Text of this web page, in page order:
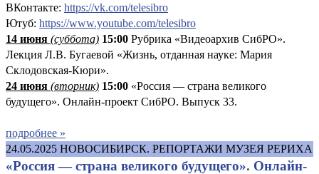
ВКонтакте: https://vk.com/telesibro
Ютуб: https://www.youtube.com/telesibro
14 июня (суббота) 15:00 Рубрика «Видеоархив СибРО».
Лекция Л.В. Бугаевой «Жизнь, отданная науке: Мария
Склодовская-Кюри».
24 июня (вторник) 15:00 «Россия — страна великого
будущего». Онлайн-проект СибРО. Выпуск 33.
подробнее »
24.05.2025 НОВОСИБИРСК. РЕПОРТАЖИ МУЗЕЯ РЕРИХА
«Россия — страна великого будущего». Онлайн-